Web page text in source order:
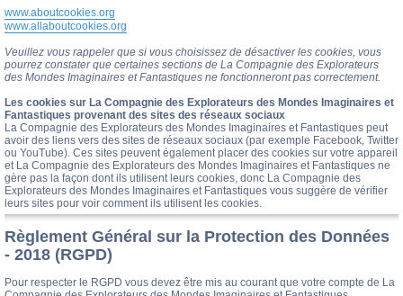
www.aboutcookies.org
www.allaboutcookies.org
Veuillez vous rappeler que si vous choisissez de désactiver les cookies, vous
pourrez constater que certaines sections de La Compagnie des Explorateurs
des Mondes Imaginaires et Fantastiques ne fonctionneront pas correctement.
Les cookies sur La Compagnie des Explorateurs des Mondes Imaginaires et
Fantastiques provenant des sites des réseaux sociaux
La Compagnie des Explorateurs des Mondes Imaginaires et Fantastiques peut
avoir des liens vers des sites de réseaux sociaux (par exemple Facebook, Twitter
ou YouTube). Ces sites peuvent également placer des cookies sur votre appareil
et La Compagnie des Explorateurs des Mondes Imaginaires et Fantastiques ne
gère pas la façon dont ils utilisent leurs cookies, donc La Compagnie des
Explorateurs des Mondes Imaginaires et Fantastiques vous suggère de vérifier
leurs sites pour voir comment ils utilisent les cookies.
Règlement Général sur la Protection des Données
- 2018 (RGPD)
Pour respecter le RGPD vous devez être mis au courant que votre compte de La